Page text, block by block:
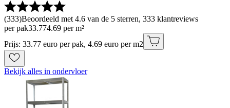
(333)Beoordeeld met 4.6 van de 5 sterren, 333 klantreviews
per pak33.774.69 per m²
Prijs: 33.77 euro per pak, 4.69 euro per m2
Bekijk alles in ondervloer